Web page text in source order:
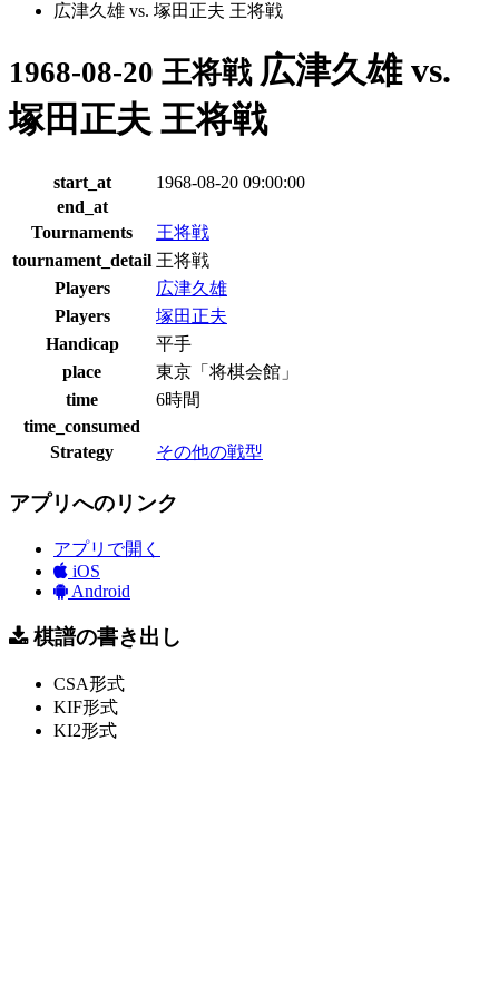
広津久雄 vs. 塚田正夫 王将戦
1968-08-20 王将戦 広津久雄 vs.
塚田正夫 王将戦
start_at
1968-08-20 09:00:00
end_at
Tournaments
王将戦
tournament_detail 王将戦
Players
広津久雄
Players
塚田正夫
Handicap
平手
place
東京「将棋会館」
time
6時間
time_consumed
Strategy
その他の戦型
アプリへのリンク
アプリで開く
iOS
Android
棋譜の書き出し
CSA形式
KIF形式
KI2形式